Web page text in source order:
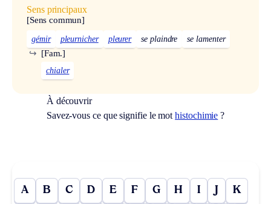
Sens principaux
[Sens commun]
gémir pleurnicher pleurer se plaindre se lamenter
[Fam.]
↪
chialer
À découvrir
Savez-vous ce que signifie le mothistochimie ?
A B C D E F G H I J K